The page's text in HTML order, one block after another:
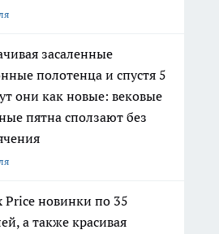
засаленные
полотенца и спустя 5
они как новые: вековые
пятна сползают без
Price новинки по 35
а также красивая